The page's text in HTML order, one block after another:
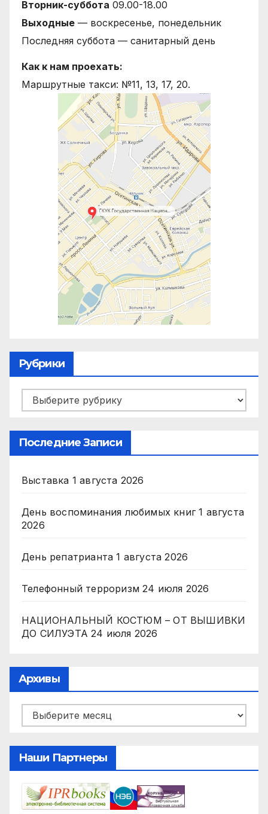
Вторник-суббота 09.00-18.00
Выходные — воскресенье, понедельник
Последняя суббота — санитарный день
Как к нам проехать:
Маршрутные такси: №11, 13, 17, 20.
Рубрики
Рубрики
Последние Записи
Выставка 1 августа 2026
День воспоминания любимых книг 1 августа
2026
День репатрианта 1 августа 2026
Телефонный терроризм 24 июля 2026
НАЦИОНАЛЬНЫЙ КОСТЮМ – ОТ ВЫШИВКИ
ДО СИЛУЭТА 24 июля 2026
Архивы
Архивы
Наши Партнеры